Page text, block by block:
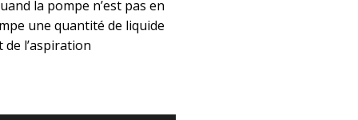
la pompe n’est pas en
une quantité de liquide
l’aspiration